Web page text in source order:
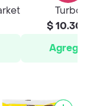
Turbo
$
Agregar